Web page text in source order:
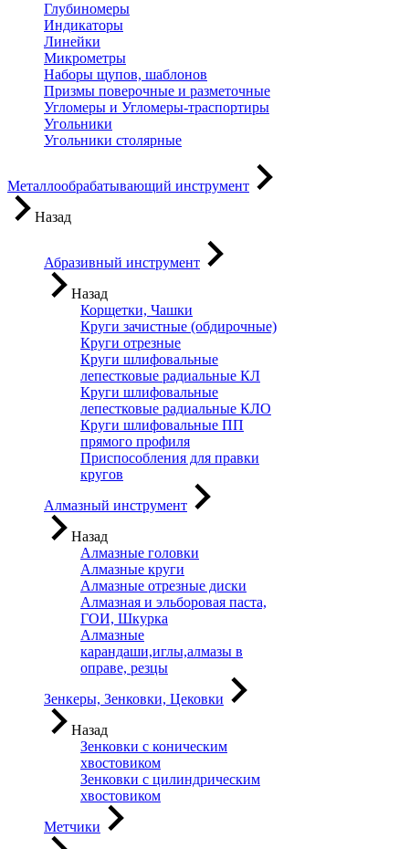
Глубиномеры
Индикаторы
Линейки
Микрометры
Наборы щупов, шаблонов
Призмы поверочные и разметочные
Угломеры и Угломеры-траспортиры
Угольники
Угольники столярные
Металлообрабатывающий инструмент
Назад
Абразивный инструмент
Назад
Корщетки, Чашки
Круги зачистные (обдирочные)
Круги отрезные
Круги шлифовальные
лепестковые радиальные КЛ
Круги шлифовальные
лепестковые радиальные КЛО
Круги шлифовальные ПП
прямого профиля
Приспособления для правки
кругов
Алмазный инструмент
Назад
Алмазные головки
Алмазные круги
Алмазные отрезные диски
Алмазная и эльборовая паста,
ГОИ, Шкурка
Алмазные
карандаши,иглы,алмазы в
оправе, резцы
Зенкеры, Зенковки, Цековки
Назад
Зенковки с коническим
хвостовиком
Зенковки с цилиндрическим
хвостовиком
Метчики